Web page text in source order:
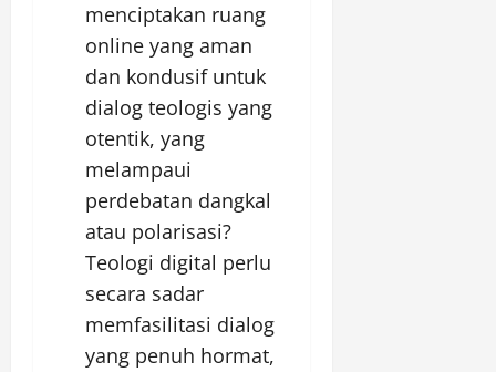
menciptakan ruang
online yang aman
dan kondusif untuk
dialog teologis yang
otentik, yang
melampaui
perdebatan dangkal
atau polarisasi?
Teologi digital perlu
secara sadar
memfasilitasi dialog
yang penuh hormat,